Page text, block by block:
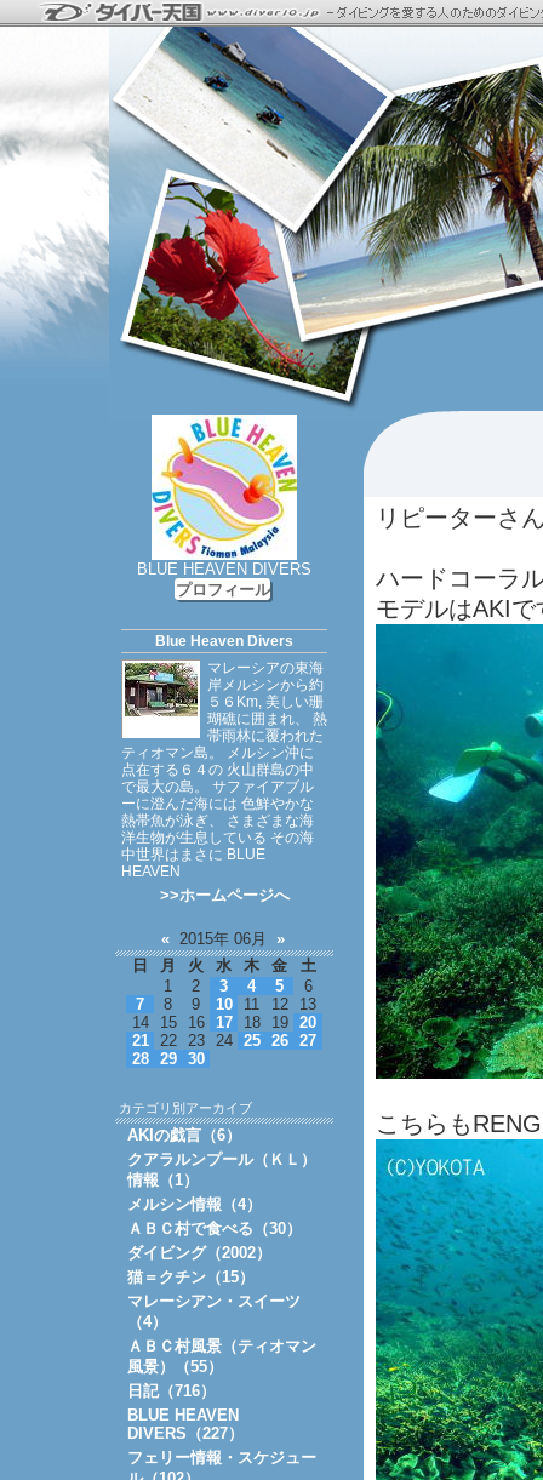
リピーターさ
ハードコーラ
モデルはAKI
こちらも
BLUE HEAVEN DIVERS
プロフィール
Blue Heaven Divers
マレーシアの東海
岸メルシンから約
５６Km, 美しい珊
瑚礁に囲まれ、 熱
帯雨林に覆われた
ティオマン島。 メルシン沖に
点在する６４の 火山群島の中
で最大の島。 サファイアブル
ーに澄んだ海には 色鮮やかな
熱帯魚が泳ぎ、 さまざまな海
洋生物が生息している その海
中世界はまさに BLUE
HEAVEN
>>ホームページへ
« 2015年 06月 »
日
月 火 水 木 金
土
1
2 3 4 5
6
7
8 9 10 11 12
13
14
15 16 17 18 19
20
21
22 23 24 25 26
27
28
29 30
カテゴリ別アーカイブ
AKIの戯言（6）
クアラルンプール（ＫＬ）
情報（1）
メルシン情報（4）
ＡＢＣ村で食べる（30）
ダイビング（2002）
猫＝クチン（15）
マレーシアン・スイーツ
（4）
ＡＢＣ村風景（ティオマン
風景）（55）
日記（716）
BLUE HEAVEN
DIVERS（227）
フェリー情報・スケジュー